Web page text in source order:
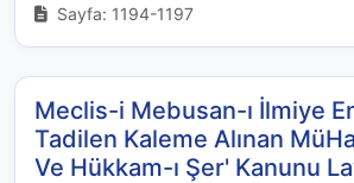
Sayfa: 1194-1197
Meclis-i Mebusan-ı İlmiye
Tadilen Kaleme Alınan
Ve Hükkam-ı Şer' Kanunu